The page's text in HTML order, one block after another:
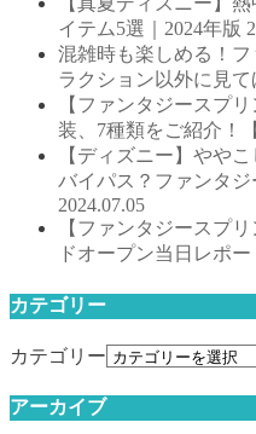
イテム5選｜2024年版
混雑時も楽しめる！
ラクション以外に見
【ファンタジースプ
装、7種類をご紹介！
【ディズニー】やや
バイパス？ファンタ
2024.07.05
【ファンタジースプ
ドオープン当日レポー
カテゴリー
カテゴリー
アーカイブ